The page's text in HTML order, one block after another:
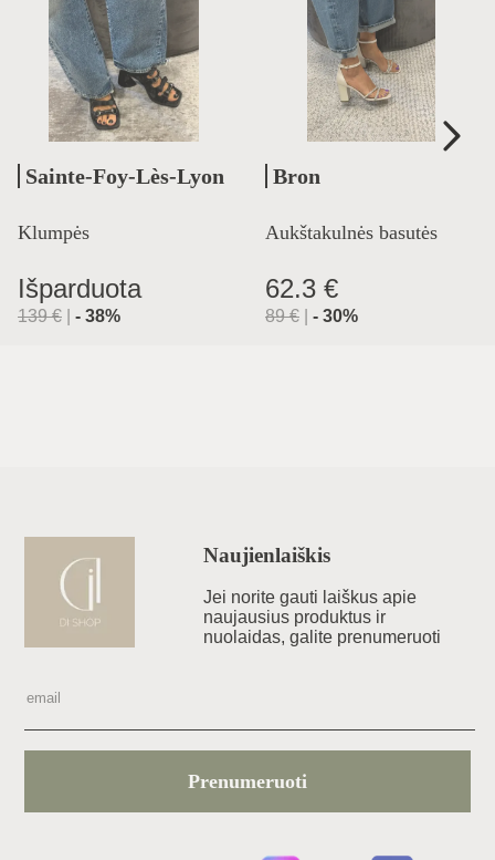
Sainte-Foy-Lès-Lyon
Klumpės
Išparduota
139€ - 38%
Bron
Aukštakulnės basutės
62.3 €
89€ - 30%
Naujienlaiškis
Jei norite gauti laiškus apie
naujausius produktus ir
nuolaidas, galite prenumeruoti
Prenumeruoti